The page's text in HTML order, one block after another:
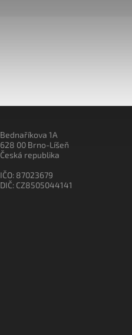
Bednaříkova 1A
628 00 Brno-Líšeň
Česká republika
IČO: 87023679
DIČ: CZ8505044141